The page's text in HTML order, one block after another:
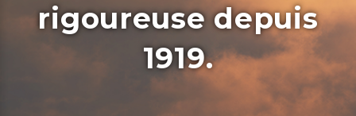
rigoureuse depuis
1919.